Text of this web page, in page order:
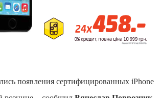
появления сертифицированных iPhone